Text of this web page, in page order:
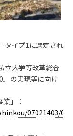
タイプ1に選定され
立大学等改革総合
』の実現等に向け
」：
07021403/